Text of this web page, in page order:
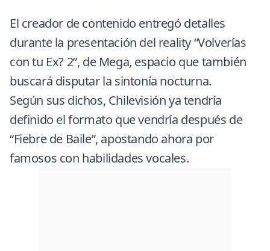
El creador de contenido entregó detalles
durante la presentación del reality “Volverías
con tu Ex? 2”, de Mega, espacio que también
buscará disputar la sintonía nocturna.
Según sus dichos, Chilevisión ya tendría
definido el formato que vendría después de
“Fiebre de Baile”, apostando ahora por
famosos con habilidades vocales.